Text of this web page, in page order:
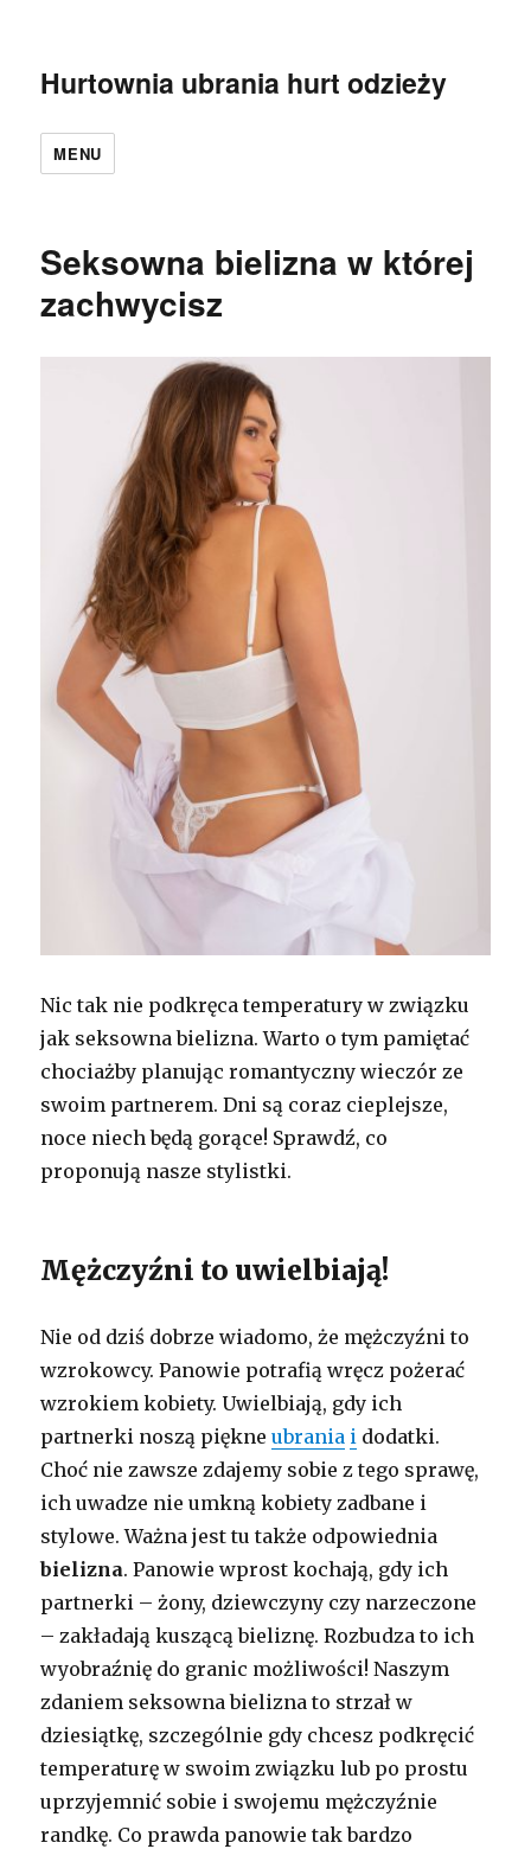
Hurtownia ubrania hurt odzieży
MENU
Seksowna bielizna w której
zachwycisz
Nic tak nie podkręca temperatury w związku
jak seksowna bielizna. Warto o tym pamiętać
chociażby planując romantyczny wieczór ze
swoim partnerem. Dni są coraz cieplejsze,
noce niech będą gorące! Sprawdź, co
proponują nasze stylistki.
Mężczyźni to uwielbiają!
Nie od dziś dobrze wiadomo, że mężczyźni to
wzrokowcy. Panowie potrafią wręcz pożerać
wzrokiem kobiety. Uwielbiają, gdy ich
partnerki noszą piękneubrania i dodatki.
Choć nie zawsze zdajemy sobie z tego sprawę,
ich uwadze nie umkną kobiety zadbane i
stylowe. Ważna jest tu także odpowiednia
bielizna. Panowie wprost kochają, gdy ich
partnerki – żony, dziewczyny czy narzeczone
– zakładają kuszącą bieliznę. Rozbudza to ich
wyobraźnię do granic możliwości! Naszym
zdaniem seksowna bielizna to strzał w
dziesiątkę, szczególnie gdy chcesz podkręcić
temperaturę w swoim związku lub po prostu
uprzyjemnić sobie i swojemu mężczyźnie
randkę. Co prawda panowie tak bardzo